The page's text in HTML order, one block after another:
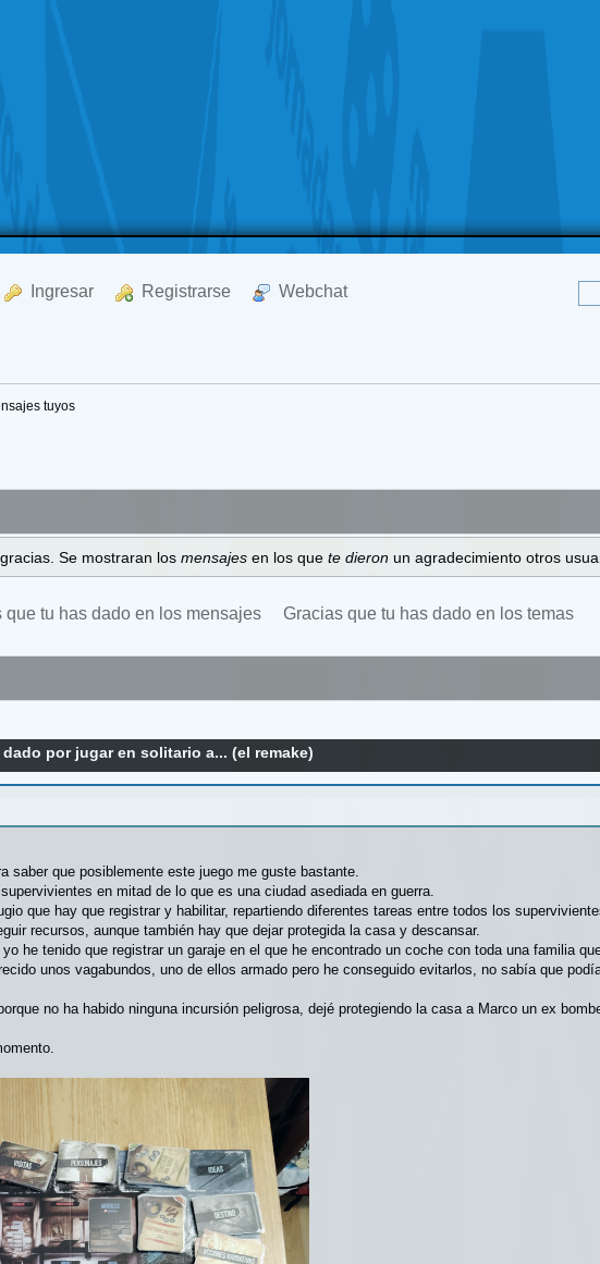
Ingresar Registrarse Webchat
tuyos
Se mostraran los mensajes en los que te dieron un agradecimiento otros
que tu has dado en los mensajes Gracias que tu has dado en los temas
dado por jugar en solitario a... (el remake)
saber que posiblemente este juego me guste bastante.
en mitad de lo que es una ciudad asediada en guerra.
que hay que registrar y habilitar, repartiendo diferentes tareas entre todos los
recursos, aunque también hay que dejar protegida la casa y descansar.
he tenido que registrar un garaje en el que he encontrado un coche con toda una familia
unos vagabundos, uno de ellos armado pero he conseguido evitarlos, no sabía que
no ha habido ninguna incursión peligrosa, dejé protegiendo la casa a Marco un ex